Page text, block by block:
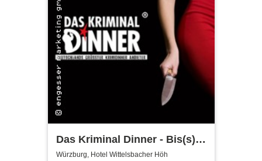
Das Kriminal Dinner - Bis(s)
zum letzten Zug
Würzburg, Hotel Wittelsbacher Höh